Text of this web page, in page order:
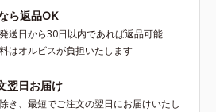
ら返品OK
送日から30日以内であれば返品可能
はオルビスが負担いたします
翌日お届け
き、最短でご注文の翌日にお届けいたし